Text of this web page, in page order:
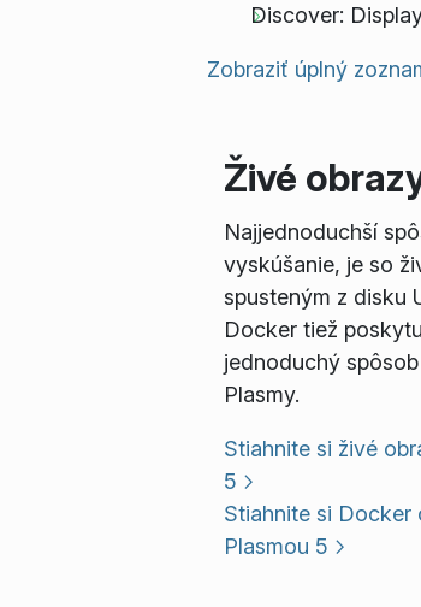
Discover:
Zobraziť úplný
Živé
Najjednoduchší
vyskúšanie, je so
spusteným z disku
Docker tiež
jednoduchý
Plasmy.
Stiahnite si živé
5
Stiahnite si Docker
Plasmou 5